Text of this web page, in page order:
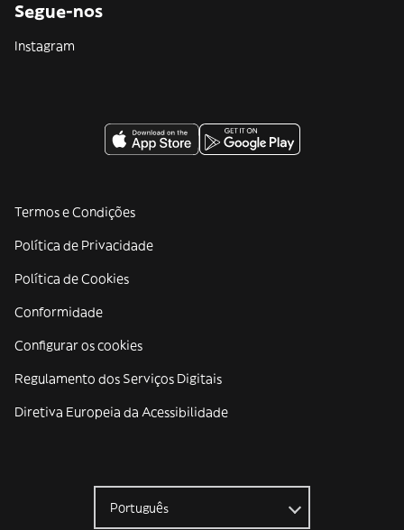
Segue-nos
Instagram
Termos e Condições
Política de Privacidade
Política de Cookies
Conformidade
Configurar os cookies
Regulamento dos Serviços Digitais
Diretiva Europeia da Acessibilidade